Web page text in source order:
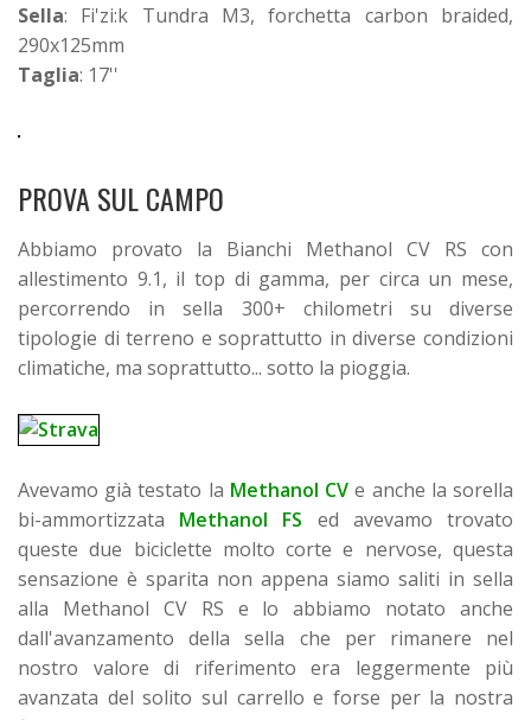
Sella: Fi'zi:k Tundra M3, forchetta carbon braided,
290x125mm
Taglia: 17''
PROVA SUL CAMPO
Abbiamo provato la Bianchi Methanol CV RS con
allestimento 9.1, il top di gamma, per circa un mese,
percorrendo in sella 300+ chilometri su diverse
tipologie di terreno e soprattutto in diverse condizioni
climatiche, ma soprattutto... sotto la pioggia.
Avevamo già testato la Methanol CV e anche la sorella
bi-ammortizzata Methanol FS ed avevamo trovato
queste due biciclette molto corte e nervose, questa
sensazione è sparita non appena siamo saliti in sella
alla Methanol CV RS e lo abbiamo notato anche
dall'avanzamento della sella che per rimanere nel
nostro valore di riferimento era leggermente più
avanzata del solito sul carrello e forse per la nostra